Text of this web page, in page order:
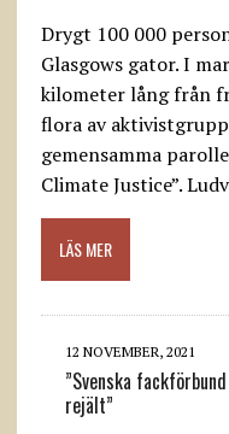
Drygt 100 000
Glasgows gator. I
kilometer lång från
flora av
gemensamma
Climate Justice”.
LÄS MER
12 NOVEMBER, 2021
”Svenska
rejält”